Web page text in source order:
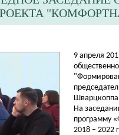
​9 апреля
На
программу
2018 – 2022